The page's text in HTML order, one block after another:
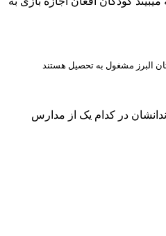
البرز مشغول به تحصیل هستند
در کدام یک از مدارس